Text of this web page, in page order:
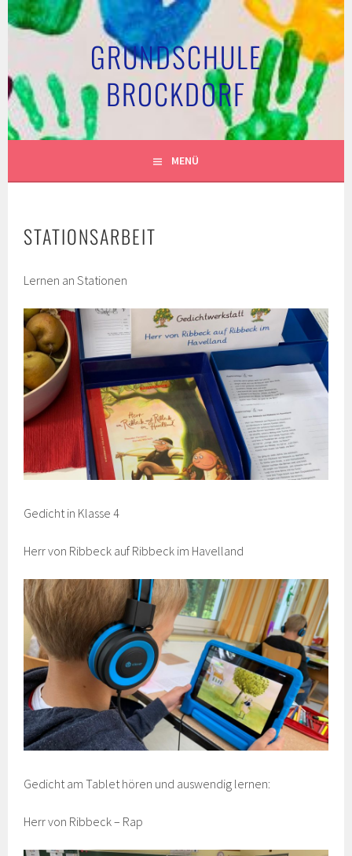
Springe
zum
GRUNDSCHULE
BROCKDORF
MENÜ
STATIONSARBEIT
Lernen an Stationen
Gedicht in Klasse 4
Herr von Ribbeck auf Ribbeck im Havelland
Gedicht am Tablet hören und auswendig lernen:
Herr von Ribbeck – Rap